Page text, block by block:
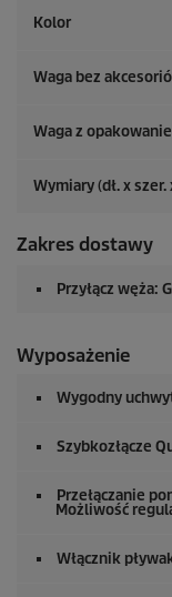
Kolor
Waga bez
Waga z
Wymiary (dł. x szer.
Zakres dostawy
Przyłącz węża:
Wyposażenie
Wygodny
Szybkozłącze
Przełączanie
Możliwość
Włącznik